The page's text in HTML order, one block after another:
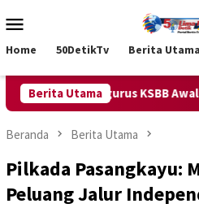
ke
Mobile
Home 50DetikTv Berita Utama
Berita Utama
Pengurus KSBB Awali
Beranda Berita Utama
Pilkada Pasangkayu:
Peluang Jalur